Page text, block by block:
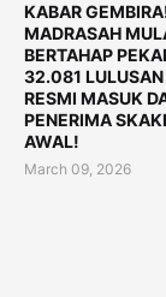
KABAR
MADRASAH
BERTAHAP
32.081
RESMI MASUK
PENERIMA
AWAL!
March 09, 2026